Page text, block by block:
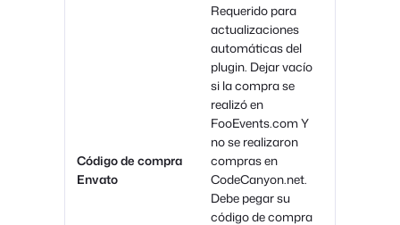
Código de compra
Envato
Requerido para
actualizaciones
automáticas del
plugin. Dejar vacío
si la compra se
realizó en
FooEvents.com Y
no se realizaron
compras en
CodeCanyon.net.
Debe pegar su
código de compra